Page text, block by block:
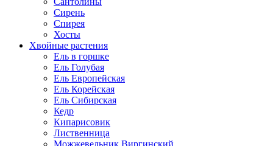
Сирень
Спирея
Хосты
Хвойные растения
Ель в горшке
Ель Голубая
Ель Европейская
Ель Корейская
Ель Сибирская
Кедр
Кипарисовик
Лиственница
Можжевельник Виргинский